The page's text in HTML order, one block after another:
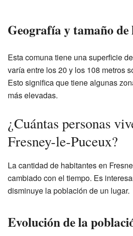
Geografía y tamaño de
Esta comuna tiene una superficie
varía entre los 20 y los 108 metros
Esto significa que tiene algunas
más elevadas.
¿Cuántas personas
Fresney-le-Puceux?
La cantidad de habitantes en
cambiado con el tiempo. Es
disminuye la población de un lugar.
Evolución de la